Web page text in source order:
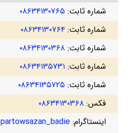
شماره ثابت: ۰۸۶۳۴۱۳۰۷۶۵
شماره ثابت: ۰۸۶۳۴۱۳۰۷۶۴
شماره ثابت: ۰۸۶۳۴۱۳۰۳۶۸
شماره ثابت: ۰۸۶۳۴۱۳۵۷۳۱
شماره ثابت: ۰۸۶۳۴۱۳۵۷۲۵
فکس: ۰۸۶۳۴۱۳۰۳۶۸
اینستاگرام: partowsazan_badie@